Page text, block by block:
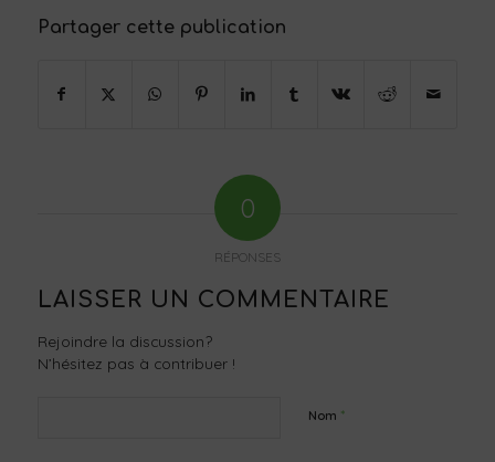
Partager cette publication
0
RÉPONSES
LAISSER UN COMMENTAIRE
Rejoindre la discussion?
N’hésitez pas à contribuer !
Nom *